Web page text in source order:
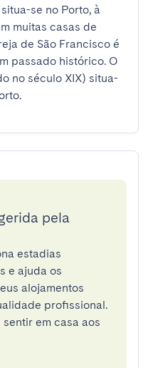
se no Porto, à
muitas casas de
de São Francisco é
passado histórico. O
no século XIX) situa-
pela
estadias
e ajuda os
alojamentos
profissional.
em casa aos